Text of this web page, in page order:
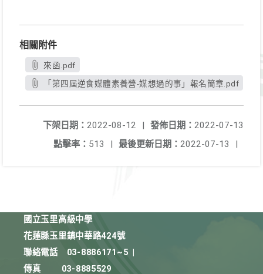
相關附件
來函.pdf
「第四屆逆食媒體素養營-媒想過的事」報名簡章.pdf
發佈日期： 2022-07-13
下架日期： 2022-08-12
|
最後更新日期： 2022-07-13 |
點擊率： 513 |
國立玉里高級中學
花蓮縣玉里鎮中華路424號
聯絡電話
03-8886171~5
傳真
03-8885529